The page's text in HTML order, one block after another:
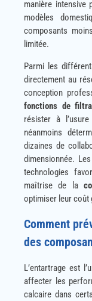
manière intensive
modèles
composants
limitée.
Parmi les
directement au
conception
fonctions de
résister à
néanmoins
dizaines de
dimensionnée.
technologies
maîtrise de la
optimiser leur coût
Comment
des
L’entartrage est
affecter les
calcaire dans